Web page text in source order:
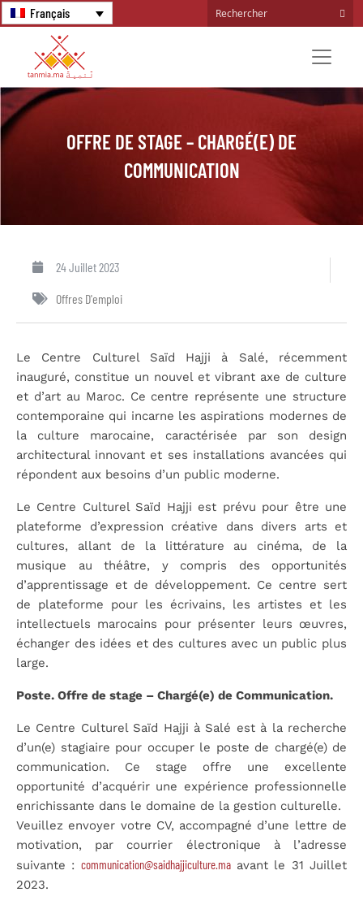
Français
OFFRE DE STAGE – CHARGÉ(E) DE
COMMUNICATION
24 Juillet 2023
Offres D'emploi
Le Centre Culturel Saïd Hajji à Salé, récemment
inauguré, constitue un nouvel et vibrant axe de culture
et d’art au Maroc. Ce centre représente une structure
contemporaine qui incarne les aspirations modernes de
la culture marocaine, caractérisée par son design
architectural innovant et ses installations avancées qui
répondent aux besoins d’un public moderne.
Le Centre Culturel Saïd Hajji est prévu pour être une
plateforme d’expression créative dans divers arts et
cultures, allant de la littérature au cinéma, de la
musique au théâtre, y compris des opportunités
d’apprentissage et de développement. Ce centre sert
de plateforme pour les écrivains, les artistes et les
intellectuels marocains pour présenter leurs œuvres,
échanger des idées et des cultures avec un public plus
large.
Poste. Offre de stage – Chargé(e) de Communication.
Le Centre Culturel Saïd Hajji à Salé est à la recherche
d’un(e) stagiaire pour occuper le poste de chargé(e) de
communication. Ce stage offre une excellente
opportunité d’acquérir une expérience professionnelle
enrichissante dans le domaine de la gestion culturelle.
Veuillez envoyer votre CV, accompagné d’une lettre de
motivation, par courrier électronique à l’adresse
suivante : communication@saidhajjiculture.maavant le 31 Juillet
2023.